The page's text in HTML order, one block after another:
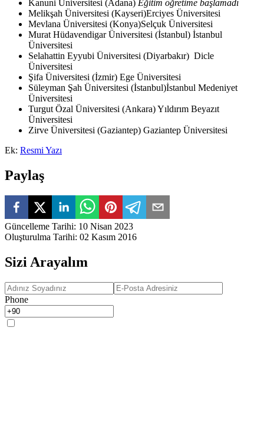
Kanuni Üniversitesi (Adana) Eğitim öğretime başlamadı
Melikşah Üniversitesi (Kayseri)Erciyes Üniversitesi
Mevlana Üniversitesi (Konya)Selçuk Üniversitesi
Murat Hüdavendigar Üniversitesi (İstanbul) İstanbul
Üniversitesi
Selahattin Eyyubi Üniversitesi (Diyarbakır) Dicle
Üniversitesi
Şifa Üniversitesi (İzmir) Ege Üniversitesi
Süleyman Şah Üniversitesi (İstanbul)İstanbul Medeniyet
Üniversitesi
Turgut Özal Üniversitesi (Ankara) Yıldırım Beyazıt
Üniversitesi
Zirve Üniversitesi (Gaziantep) Gaziantep Üniversitesi
Ek: Resmi Yazı
Paylaş
Güncelleme Tarihi: 10 Nisan 2023
Oluşturulma Tarihi: 02 Kasım 2016
Sizi Arayalım
Phone